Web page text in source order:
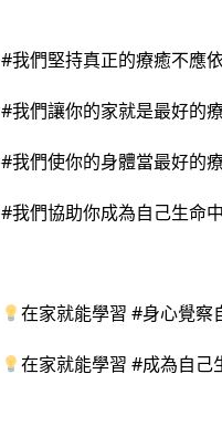
#我們堅持真正的療癒不應
#我們讓你的家就是最好的
#我們使你的身體當最好的
#我們協助你成為自己生命
在家就能學習 #身心覺察
在家就能學習 #成為自己